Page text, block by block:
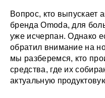
Вопрос, кто выпускает
бренда Omoda, для
уже исчерпан. Однако
обратил внимание на
мы разберемся, кто
средства, где их
актуальную